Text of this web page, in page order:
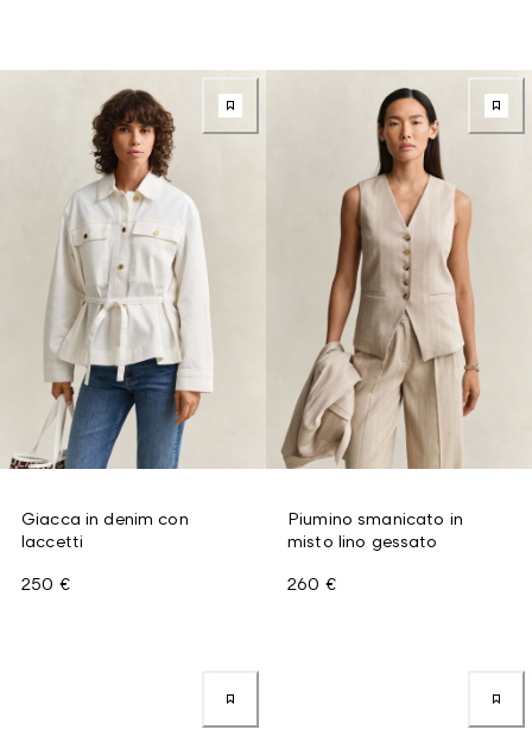
Giacca in denim con
laccetti
250 €
Piumino smanicato in
misto lino gessato
260 €